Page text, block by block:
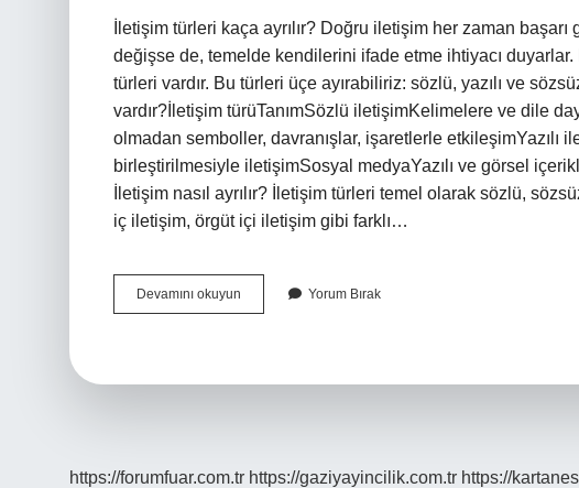
İletişim türleri kaça ayrılır? Doğru iletişim her zaman
değişse de, temelde kendilerini ifade etme ihtiyacı
türleri vardır. Bu türleri üçe ayırabiliriz: sözlü, yazılı ve
vardır?İletişim türüTanımSözlü iletişimKelimelere ve dile
olmadan semboller, davranışlar, işaretlerle etkileşimYazılı
birleştirilmesiyle iletişimSosyal medyaYazılı ve görsel
İletişim nasıl ayrılır? İletişim türleri temel olarak sözlü,
iç iletişim, örgüt içi iletişim gibi farklı…
Devamını okuyun
Kaça
Yorum Bırak
https://forumfuar.com.tr https://gaziyayincilik.com.tr https://